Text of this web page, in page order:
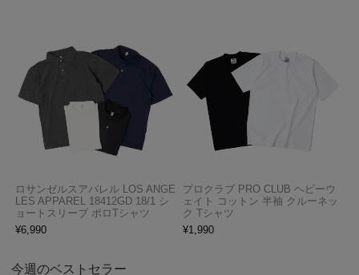
ロサンゼルスアパレル LOS ANGE
LES APPAREL 18412GD 18/1 シ
ョートスリーブ ポロTシャツ
¥6,990
プロクラブ PRO CLUB ヘビーウ
ェイト コットン 半袖 クルーネッ
ク Tシャツ
¥1,990
今週のベストセラー